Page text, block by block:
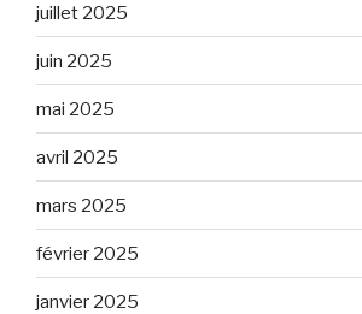
juillet 2025
juin 2025
mai 2025
avril 2025
mars 2025
février 2025
janvier 2025